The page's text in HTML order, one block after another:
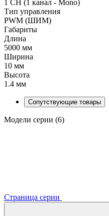
1 CH (1 канал - Mono)
Тип управления
PWM (ШИМ)
Габариты
Длина
5000 мм
Ширина
10 мм
Высота
1.4 мм
Сопутствующие товары
Модели серии (6)
Страница серии